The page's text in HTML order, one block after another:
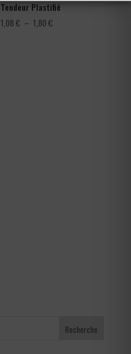
Tendeur Plastifié
1,08€ – 1,80€
Recherche